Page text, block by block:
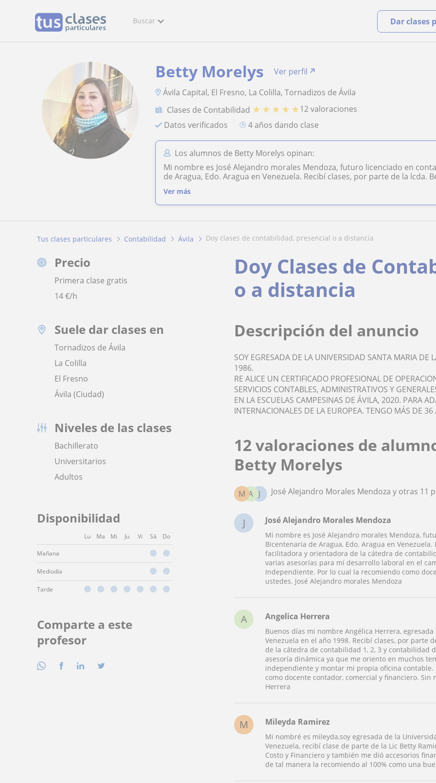
Buscar Dar clases
Betty Morelys
Ver perfil
Ávila Capital, El Fresno, La Colilla, Tornadizos de Ávila
Clases de Contabilidad ★ ★ ★ ★ ★12 valoraciones
Datos verificados
4 años dando clase
Los alumnos de Betty Morelys opinan:
Mi nombre es José Alejandro morales Mendoza, futuro licenciado en
de Aragua, Edo. Aragua en Venezuela. Recibí clases, por parte de la lcda.
Ver más
Tus clases particulares Contabilidad Ávila doy clases de contabilidad, presencial o a distancia
Precio
Primera clase gratis
14€/h
Suele dar clases en
Tornadizos de Ávila
La Colilla
El Fresno
Ávila (Ciudad)
Niveles de las clases
Bachillerato
Universitarios
Adultos
Disponibilidad
Lu Ma Mi Ju Vi Sá Do
Mañana
Mediodía
Tarde
Comparte a este
profesor
Doy Clases de
o a distancia
Descripción del anuncio
SOY EGRESADA DE LA UNIVERSIDAD SANTA MARIA DE
1986.
RE ALICE UN CERTIFICADO PROFESIONAL DE
SERVICIOS CONTABLES, ADMINISTRATIVOS Y
EN LA ESCUELAS CAMPESINAS DE ÁVILA, 2020. PARA
INTERNACIONALES DE LA EUROPEA. TENGO MÁS DE
12 valoraciones de
Betty Morelys
J
A
M José Alejandro Morales Mendoza y otras 11
J José Alejandro Morales Mendoza
Mi nombre es José Alejandro morales Mendoza,
Bicentenaria de Aragua, Edo. Aragua en
facilitadora y orientadora de la cátedra de
varias asesorías para mí desarrollo laboral en el
Independiente. Por lo cual la recomiendo como
ustedes. José Alejandro morales Mendoza
A Angelica Herrera
Buenos días mi nombre Angélica Herrera,
Venezuela en el año 1998. Recibí clases, por parte
de la cátedra de contabilidad 1, 2, 3 y contabilidad
asesoría dinámica ya que me oriento en muchos
independiente y montar mi propia oficina
como docente contador, comercial y financiero.
Herrera
M Mileyda Ramirez
Mi nombré es mileyda,soy egresada de la
Venezuela, recibí clase de parte de la Lic Betty
Costo y Financiero y también me dió accesorios
de tal manera la recomiendo al 100% como una